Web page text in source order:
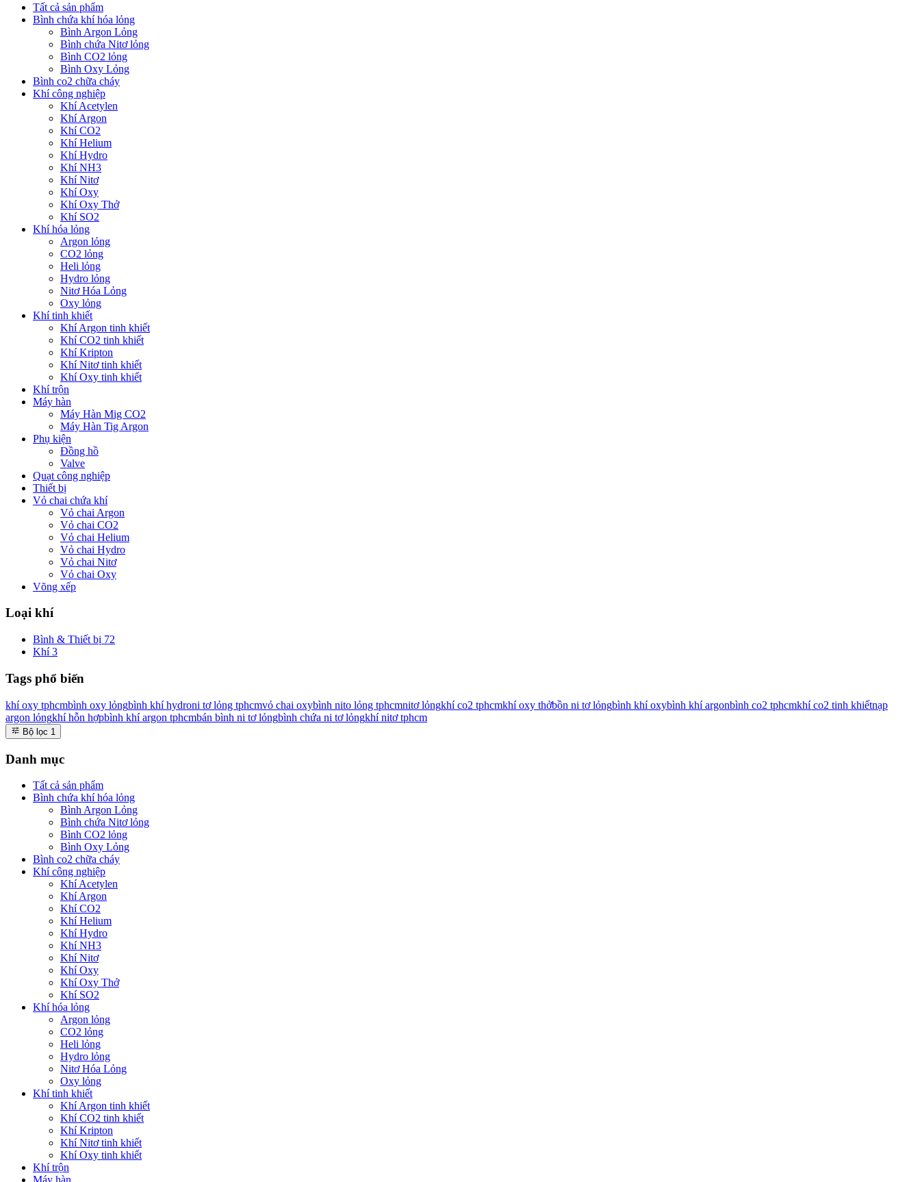
Tất cả sản phẩm
Bình chứa khí hóa lỏng
Bình Argon Lỏng
Bình chứa Nitơ lỏng
Bình CO2 lỏng
Bình Oxy Lỏng
Bình co2 chữa cháy
Khí công nghiệp
Khí Acetylen
Khí Argon
Khí CO2
Khí Helium
Khí Hydro
Khí NH3
Khí Nitơ
Khí Oxy
Khí Oxy Thở
Khí SO2
Khí hóa lỏng
Argon lỏng
CO2 lỏng
Heli lỏng
Hydro lỏng
Nitơ Hóa Lỏng
Oxy lỏng
Khí tinh khiết
Khí Argon tinh khiết
Khí CO2 tinh khiết
Khí Kripton
Khí Nitơ tinh khiết
Khí Oxy tinh khiết
Khí trộn
Máy hàn
Máy Hàn Mig CO2
Máy Hàn Tig Argon
Phụ kiện
Đồng hồ
Valve
Quạt công nghiệp
Thiết bị
Vỏ chai chứa khí
Vỏ chai Argon
Vỏ chai CO2
Vỏ chai Helium
Vỏ chai Hydro
Vỏ chai Nitơ
Vỏ chai Oxy
Võng xếp
Loại khí
Bình & Thiết bị 72
Khí 3
Tags phổ biến
khí oxy tphcmbình oxy lỏngbình khí hydroni tơ lỏng tphcmvỏ chai oxybình nito lỏng tphcmnitơ lỏngkhí co2 tphcmkhí oxy thởbồn ni tơ lỏngbình khí oxybình khí argonbình co2 tphcmkhí co2 tinh khiếtnạp
argon lỏngkhí hỗn hợpbình khí argon tphcmbán bình ni tơ lỏngbình chứa ni tơ lỏngkhí nitơ tphcm
Bộ lọc 1
Danh mục
Tất cả sản phẩm
Bình chứa khí hóa lỏng
Bình Argon Lỏng
Bình chứa Nitơ lỏng
Bình CO2 lỏng
Bình Oxy Lỏng
Bình co2 chữa cháy
Khí công nghiệp
Khí Acetylen
Khí Argon
Khí CO2
Khí Helium
Khí Hydro
Khí NH3
Khí Nitơ
Khí Oxy
Khí Oxy Thở
Khí SO2
Khí hóa lỏng
Argon lỏng
CO2 lỏng
Heli lỏng
Hydro lỏng
Nitơ Hóa Lỏng
Oxy lỏng
Khí tinh khiết
Khí Argon tinh khiết
Khí CO2 tinh khiết
Khí Kripton
Khí Nitơ tinh khiết
Khí Oxy tinh khiết
Khí trộn